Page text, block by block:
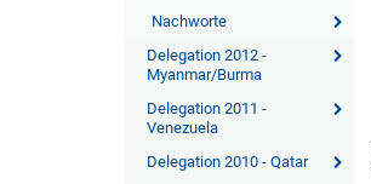
Nachworte
Delegation 2012 -
Myanmar/Burma
Delegation 2011 -
Venezuela
Delegation 2010 - Qatar